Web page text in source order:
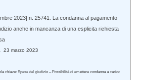
2023| n. 25741. La condanna al pagamento
anche in mancanza di una esplicita richiesta
23 marzo 2023
chiave: Spese del giudizio – Possibilità di emettere condanna a carico